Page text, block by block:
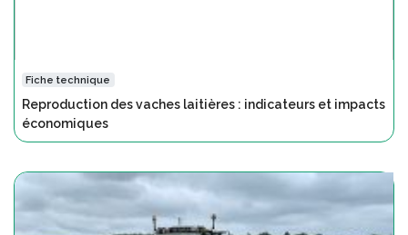
Fiche technique
Reproduction des vaches laitières : indicateurs et impacts
économiques